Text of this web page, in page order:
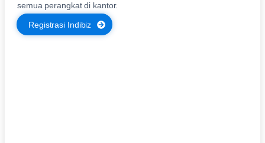
semua perangkat di kantor.
Registrasi Indibiz